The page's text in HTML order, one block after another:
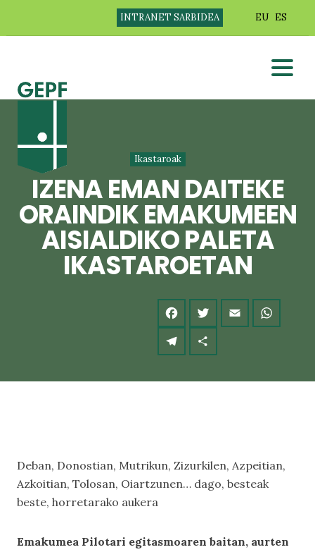
INTRANET SARBIDEA EU ES
Ikastaroak
IZENA EMAN DAITEKE
ORAINDIK EMAKUMEEN
AISIALDIKO PALETA
IKASTAROETAN
Deban, Donostian, Mutrikun, Zizurkilen, Azpeitian,
Azkoitian, Tolosan, Oiartzunen… dago, besteak
beste, horretarako aukera
Emakumea Pilotari egitasmoaren baitan, aurten